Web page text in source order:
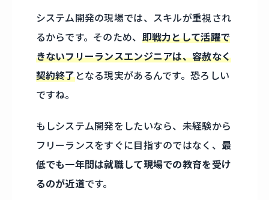
システム開発の現場では、スキルが重視され
るからです。そのため、 即戦力として活躍で
きないフリーランスエンジニアは、容赦なく
契約終了となる現実があるんです。恐ろしい
ですね。
もしシステム開発をしたいなら、未経験から
フリーランスをすぐに目指すのではなく、 最
低でも一年間は就職して現場での教育を受け
るのが近道です。